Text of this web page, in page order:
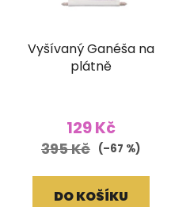
Vyšívaný Ganéša na
plátně
129 Kč
395 Kč (–67 %)
DO KOŠÍKU